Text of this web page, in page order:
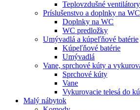
Teplovzdušné
Príslušenstvo a doplnky na WC
Doplnky na WC
WC predložky
Umývadlá a kúpeľňové batérie
Kúpeľňové batérie
Umývadlá
Vane, sprchové kúty a
Sprchové kúty
Vane
Vykurovacie telesá do
Malý nábytok